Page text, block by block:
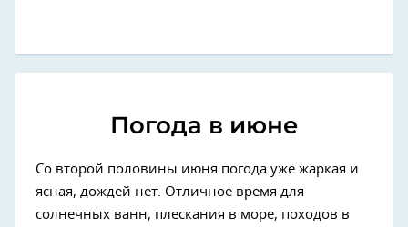
Погода в июне
Со второй половины июня погода уже жаркая и
ясная, дождей нет. Отличное время для
солнечных ванн, плескания в море, походов в